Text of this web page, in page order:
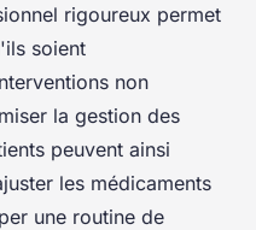
rigoureux permet
soient
non
la gestion des
peuvent ainsi
les médicaments
une routine de